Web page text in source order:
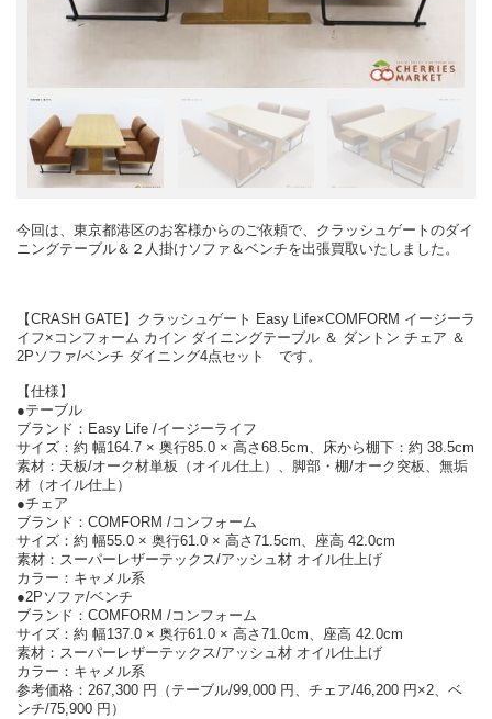
今回は、東京都港区のお客様からのご依頼で、クラッシュゲートのダイ
ニングテーブル＆２人掛けソファ＆ベンチを出張買取いたしました。
【CRASH GATE】クラッシュゲート Easy Life×COMFORM イージーラ
イフ×コンフォーム カイン ダイニングテーブル ＆ ダントン チェア ＆
2Pソファ/ベンチ ダイニング4点セット です。
【仕様】
●テーブル
ブランド：Easy Life /イージーライフ
サイズ：約 幅164.7 × 奥行85.0 × 高さ68.5cm、床から棚下：約 38.5cm
素材：天板/オーク材単板（オイル仕上）、脚部・棚/オーク突板、無垢
材（オイル仕上）
●チェア
ブランド：COMFORM /コンフォーム
サイズ：約 幅55.0 × 奥行61.0 × 高さ71.5cm、座高 42.0cm
素材：スーパーレザーテックス/アッシュ材 オイル仕上げ
カラー：キャメル系
●2Pソファ/ベンチ
ブランド：COMFORM /コンフォーム
サイズ：約 幅137.0 × 奥行61.0 × 高さ71.0cm、座高 42.0cm
素材：スーパーレザーテックス/アッシュ材 オイル仕上げ
カラー：キャメル系
参考価格：267,300 円（テーブル/99,000 円、チェア/46,200 円×2、ベ
ンチ/75,900 円）